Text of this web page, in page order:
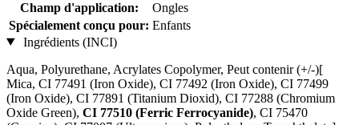
Champ d'application:
Ongles
Spécialement conçu pour: Enfants
Ingrédients (INCI)
Aqua, Polyurethane, Acrylates Copolymer, Peut contenir (+/-)[
Mica, CI 77491 (Iron Oxide), CI 77492 (Iron Oxide), CI 77499
(Iron Oxide), CI 77891 (Titanium Dioxid), CI 77288 (Chromium
Oxide Green), CI 77510 (Ferric Ferrocyanide), CI 75470